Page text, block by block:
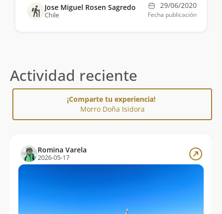
Jose Miguel Rosen Sagredo
Chile
29/06/2020
Fecha publicación
Actividad reciente
¡Comparte tu experiencia!
Morro Doña Isidora
Romina Varela
2026-05-17